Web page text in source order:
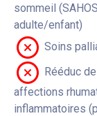
sommeil (SAHOS
adulte/enfant)
Soins
Rééduc
affections
inflammatoires